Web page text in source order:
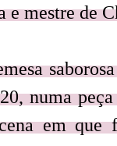
e mestre de
numa
em que